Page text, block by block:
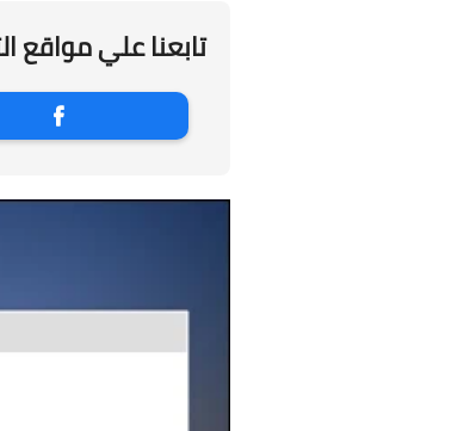
تابعنا علي مواقع